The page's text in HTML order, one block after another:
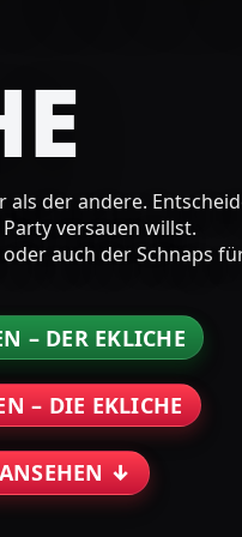
als der andere.
versauen willst.
auch der Schnaps
– DER EKLICHE
– DIE EKLICHE
ANSEHEN ↓